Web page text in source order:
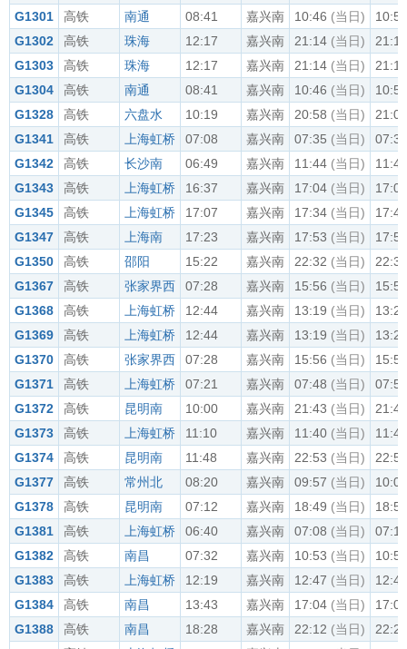
G1301
高铁 南通 08:41 嘉兴南 10:46 (当日)
10:53
G1302
高铁 珠海 12:17 嘉兴南 21:14 (当日)
21:17
G1303
高铁 珠海 12:17 嘉兴南 21:14 (当日)
21:17
G1304
高铁 南通 08:41 嘉兴南 10:46 (当日)
10:53
G1328
高铁 六盘水 10:19 嘉兴南 20:58 (当日)
21:02
G1341
高铁 上海虹桥 07:08 嘉兴南 07:35 (当日)
07:37
G1342
高铁 长沙南 06:49 嘉兴南 11:44 (当日)
11:46
G1343
高铁 上海虹桥 16:37 嘉兴南 17:04 (当日)
17:06
G1345
高铁 上海虹桥 17:07 嘉兴南 17:34 (当日)
17:43
G1347
高铁 上海南 17:23 嘉兴南 17:53 (当日)
17:57
G1350
高铁 邵阳 15:22 嘉兴南 22:32 (当日)
22:34
G1367
高铁 张家界西 07:28 嘉兴南 15:56 (当日)
15:58
G1368
高铁 上海虹桥 12:44 嘉兴南 13:19 (当日)
13:21
G1369
高铁 上海虹桥 12:44 嘉兴南 13:19 (当日)
13:21
G1370
高铁 张家界西 07:28 嘉兴南 15:56 (当日)
15:58
G1371
高铁 上海虹桥 07:21 嘉兴南 07:48 (当日)
07:50
G1372
高铁 昆明南 10:00 嘉兴南 21:43 (当日)
21:45
G1373
高铁 上海虹桥 11:10 嘉兴南 11:40 (当日)
11:42
G1374
高铁 昆明南 11:48 嘉兴南 22:53 (当日)
22:55
G1377
高铁 常州北 08:20 嘉兴南 09:57 (当日)
10:02
G1378
高铁 昆明南 07:12 嘉兴南 18:49 (当日)
18:51
G1381
高铁 上海虹桥 06:40 嘉兴南 07:08 (当日)
07:10
G1382
高铁 南昌 07:32 嘉兴南 10:53 (当日)
10:55
G1383
高铁 上海虹桥 12:19 嘉兴南 12:47 (当日)
12:49
G1384
高铁 南昌 13:43 嘉兴南 17:04 (当日)
17:06
G1388
高铁 南昌 18:28 嘉兴南 22:12 (当日)
22:20